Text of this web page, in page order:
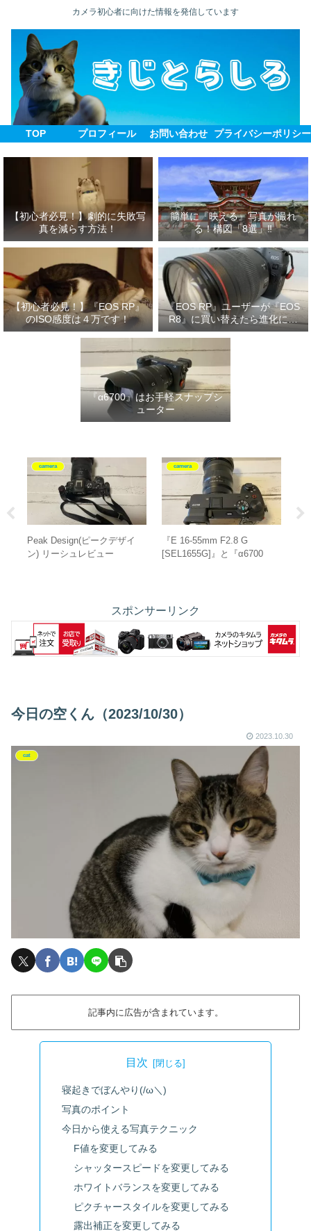
カメラ初心者に向けた情報を発信しています
TOP プロフィール お問い合わせ プライバシーポリシー
【初心者必見！】劇的に失敗写
真を減らす方法！
簡単に『映える』写真が撮れ
る！構図「8選」‼
【初心者必見！】『EOS RP』
のISO感度は４万です！
『EOS RP』ユーザーが『EOS
R8』に買い替えたら進化に驚
いた‼
『α6700』はお手軽スナップシ
ューター
camera
ピークデザイン 『エブリデ
イスリング 6L』レビュー
camera
【初心者必見！】『EOS
RP』のISO感度は４万です！
スポンサーリンク
今日の空くん（2023/10/30）
2023.10.30
cat
記事内に広告が含まれています。
目次
寝起きでぼんやり(/ω＼)
写真のポイント
今日から使える写真テクニック
F値を変更してみる
シャッタースピードを変更してみる
ホワイトバランスを変更してみる
ピクチャースタイルを変更してみる
露出補正を変更してみる